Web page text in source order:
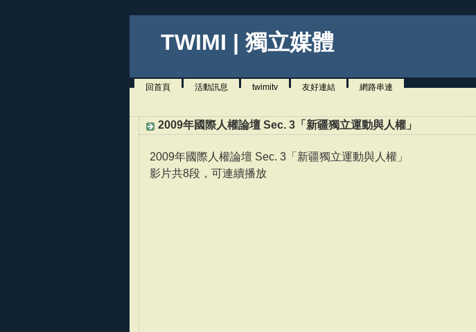
TWIMI | 獨立媒體
回首頁 活動訊息 twimitv 友好連結 網路串連
2009年國際人權論壇 Sec. 3「新疆獨立運動與人權」
2009年國際人權論壇 Sec. 3「新疆獨立運動與人權」
影片共8段，可連續播放